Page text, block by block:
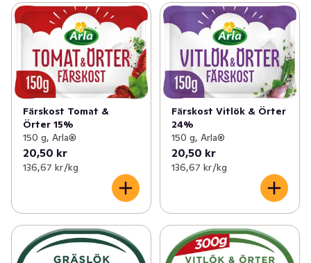
Färskost Tomat &
Örter 15%
150 g, Arla®
20,50 kr
136,67 kr /kg
Färskost Vitlök & Örter
24%
150 g, Arla®
20,50 kr
136,67 kr /kg